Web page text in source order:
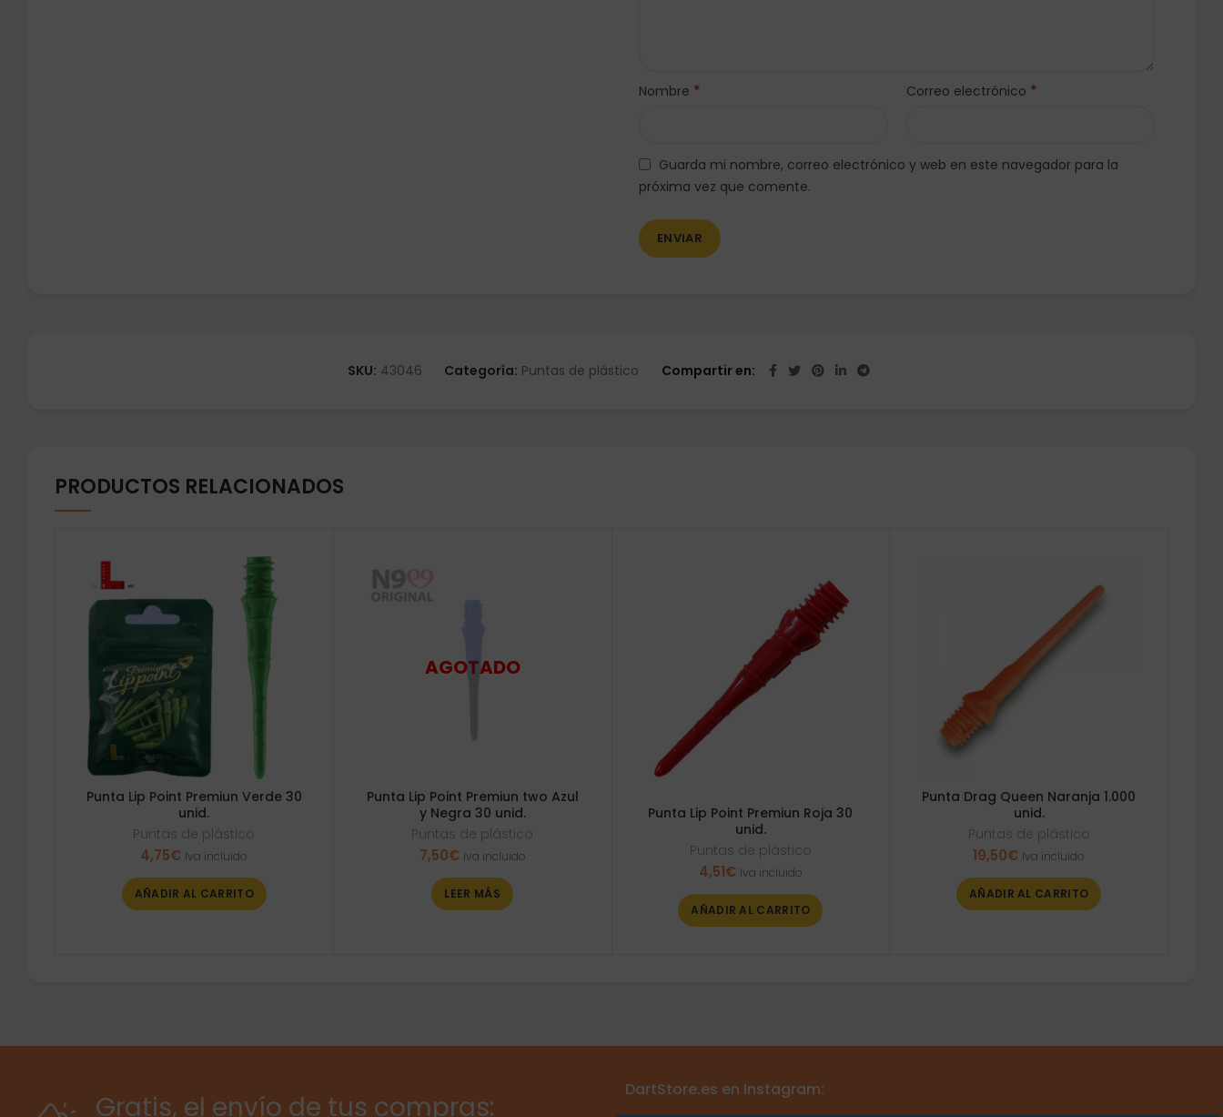
Nombre * Correo electrónico *
Guarda mi nombre, correo electrónico y web en este navegador para la
próxima vez que comente.
SKU: 43046 Categoría: Puntas de plástico Compartir en
PRODUCTOS RELACIONADOS
Punta Lip Point Premiun Verde 30
unid.
Puntas de plástico
4,75€ Iva incluido
AÑADIR AL CARRITO
Punta Lip Point Premiun two Azul
y Negra 30 unid.
Puntas de plástico
7,50€ Iva incluido
LEER MÁS
Punta Lip Point Premiun Roja 30
unid.
Puntas de plástico
4,51€ Iva incluido
AÑADIR AL CARRITO
Punta Drag Queen Naranja 1.000
unid.
Puntas de plástico
19,50€ Iva incluido
AÑADIR AL CARRITO
Gratis, el envío de tus compras: DartStore.es en Instagram: